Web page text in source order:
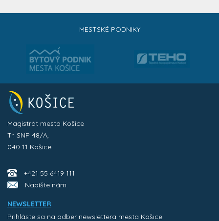
MESTSKÉ PODNIKY
Magistrát mesta Košice
Tr. SNP 48/A,
040 11 Košice
+421 55 6419 111
Napíšte nám
NEWSLETTER
Prihláste sa na odber newslettera mesta Košice: